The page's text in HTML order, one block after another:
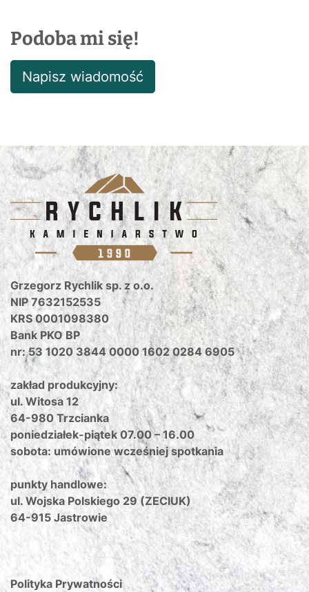
Podoba mi się!
Napisz wiadomość
Grzegorz Rychlik sp. z o.o.
NIP 7632152535
KRS 0001098380
Bank PKO BP
nr: 53 1020 3844 0000 1602 0284 6905
zakład produkcyjny:
ul. Witosa 12
64-980 Trzcianka
poniedziałek-piątek 07.00 – 16.00
sobota: umówione wcześniej spotkania
punkty handlowe:
ul. Wojska Polskiego 29 (ZECIUK)
64-915 Jastrowie
Polityka Prywatności